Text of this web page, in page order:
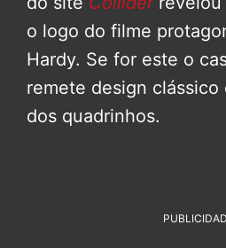
o logo do filme
Hardy. Se for este o
remete design clássico
dos quadrinhos.